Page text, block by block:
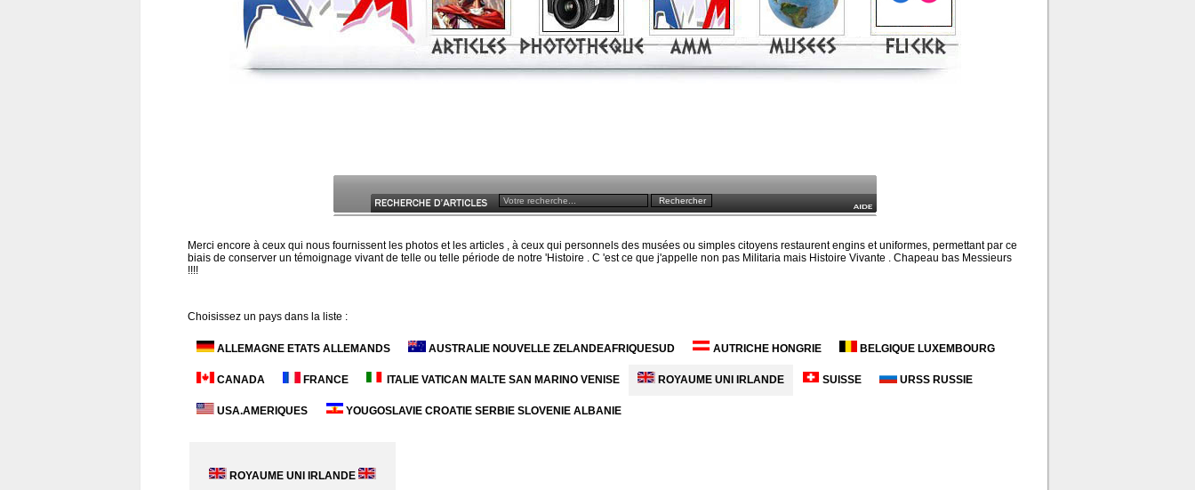
Merci encore à ceux qui nous fournissent les photos et les articles , à ceux qui personnels des musées ou simples citoyens restaurent engins et uniformes, permettant par ce
biais de conserver un témoignage vivant de telle ou telle période de notre 'Histoire . C 'est ce que j'appelle non pas Militaria mais Histoire Vivante . Chapeau bas Messieurs
!!!!
Choisissez un pays dans la liste :
ALLEMAGNE ETATS ALLEMANDS AUSTRALIE NOUVELLE ZELANDEAFRIQUESUD AUTRICHE HONGRIE BELGIQUE LUXEMBOURG
CANADA FRANCE ITALIE VATICAN MALTE SAN MARINO VENISE ROYAUME UNI IRLANDE SUISSE URSS RUSSIE
USA.AMERIQUES YOUGOSLAVIE CROATIE SERBIE SLOVENIE ALBANIE
ROYAUME UNI IRLANDE